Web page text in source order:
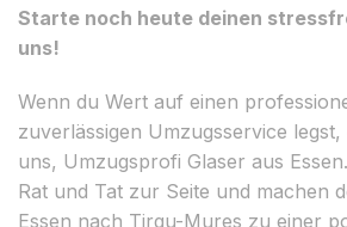
Starte noch heute deinen
uns!
Wenn du Wert auf einen
zuverlässigen Umzugsservice
uns, Umzugsprofi Glaser aus
Rat und Tat zur Seite und machen
Essen nach Tirgu-Mures zu einer